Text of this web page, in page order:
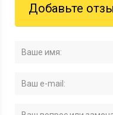
Добавьте